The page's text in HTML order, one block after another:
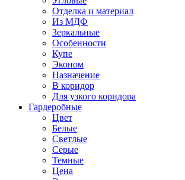
Отделка и материал
Из МДФ
Зеркальные
Особенности
Купе
Эконом
Назначение
В коридор
Для узкого коридора
Гардеробные
Цвет
Белые
Светлые
Серые
Темные
Цена